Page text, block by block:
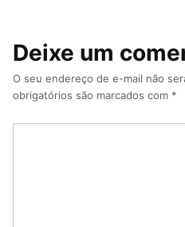
Deixe um
O seu endereço de e-mail não
obrigatórios são marcados com *